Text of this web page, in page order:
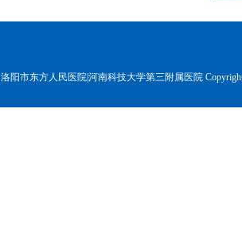
洛阳市东方人民医院|河南科技大学第三附属医院